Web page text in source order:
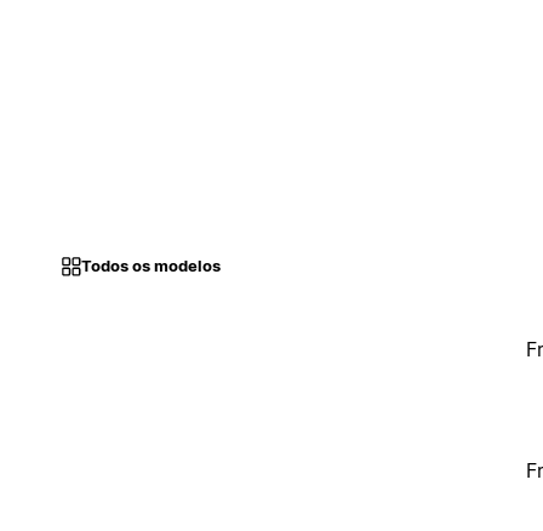
Todos os modelos